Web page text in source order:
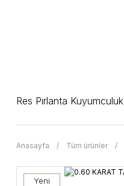
Res Pırlanta Kuyumculuk
Anasayfa Tüm ürünler
Yeni